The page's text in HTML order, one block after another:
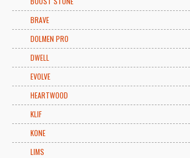
BRAVE
DOLMEN PRO
DWELL
EVOLVE
HEARTWOOD
KLIF
KONE
LIMS